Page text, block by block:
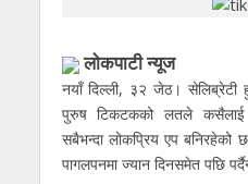
लाेकपाटी न्यूज
नयाँ दिल्ली, ३२ जेठ। सेलिब्रेटी
पुरुष टिकटकको लतले
सबैभन्दा लोकप्रिय एप
पागलपनमा ज्यान दिनसमेत पछि